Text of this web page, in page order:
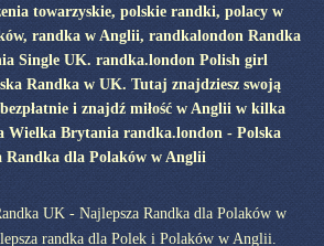
towarzyskie, polskie randki, polacy w
randka w Anglii, randkalondon Randka
Single UK. randka.london Polish girl
Randka w UK. Tutaj znajdziesz swoją
i znajdź miłość w Anglii w kilka
Wielka Brytania randka.london - Polska
Randka dla Polaków w Anglii
UK - Najlepsza Randka dla Polaków w
randka dla Polek i Polaków w Anglii.